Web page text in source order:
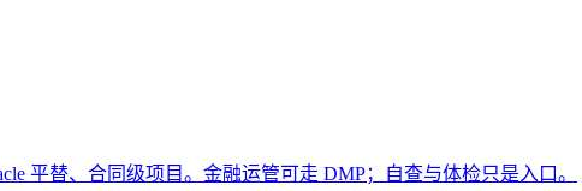
平替、合同级项目。金融运管可走 DMP；自查与体检只是入口。